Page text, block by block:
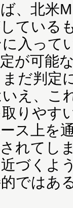
、北米
ている
入って
が可能
だ判定
え、こ
りやす
ス上を
れてし
づくよ
ではあ